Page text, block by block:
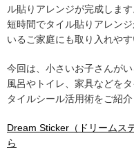
ル貼りアレンジが完成します
短時間でタイル貼りアレン
いるご家庭にも取り入れや
今回は、小さいお子さんが
風呂やトイレ、家具などを
タイルシール活用術をご紹介
Dream Sticker（ドリームス
ら